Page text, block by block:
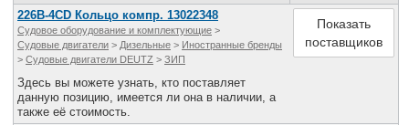
Работа
Крюинг
Журнал
Реклама
Материалы
Услуги
226В-4CD Кольцо компр. 13022348
Судовое оборудование и комплектующие >
Судовые двигатели > Дизельные > Иностранные бренды
> Судовые двигатели DEUTZ > ЗИП
Здесь вы можете узнать, кто поставляет
данную позицию, имеется ли она в наличии, а
также её стоимость.
Показать
поставщиков